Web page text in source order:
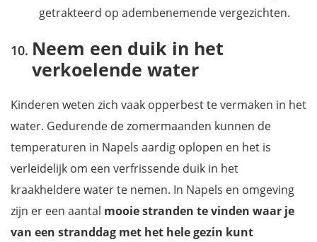
getrakteerd op adembenemende vergezichten.
Neem een duik in het
verkoelende water
Kinderen weten zich vaak opperbest te vermaken in het
water. Gedurende de zomermaanden kunnen de
temperaturen in Napels aardig oplopen en het is
verleidelijk om een verfrissende duik in het
kraakheldere water te nemen. In Napels en omgeving
zijn er een aantal mooie stranden te vinden waar je
van een stranddag met het hele gezin kunt